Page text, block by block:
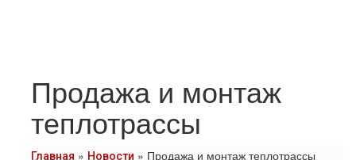
Продажа и монтаж
теплотрассы
Главная » Новости » Продажа и монтаж теплотрассы